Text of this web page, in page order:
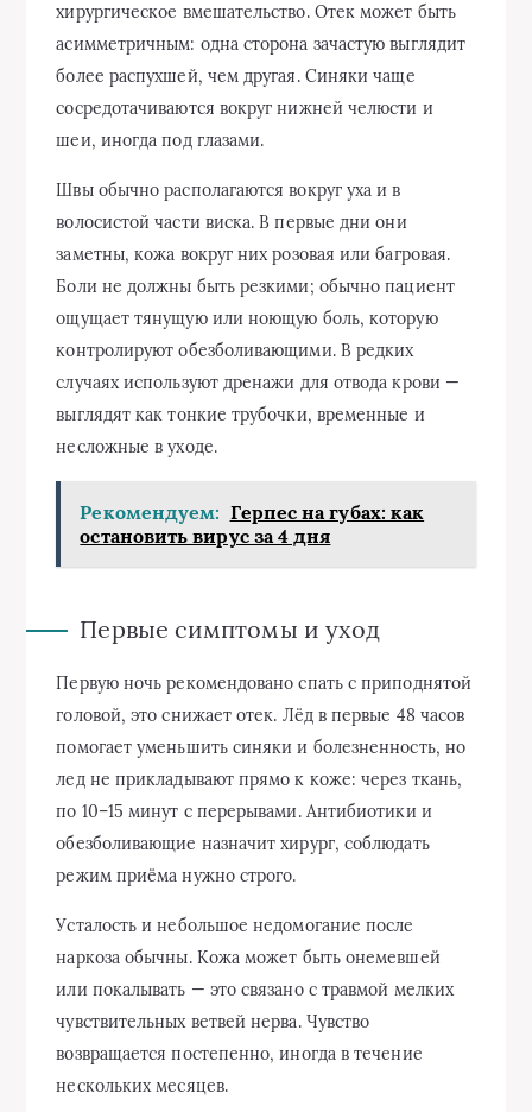
хирургическое вмешательство. Отек может быть
асимметричным: одна сторона зачастую выглядит
более распухшей, чем другая. Синяки чаще
сосредотачиваются вокруг нижней челюсти и
шеи, иногда под глазами.
Швы обычно располагаются вокруг уха и в
волосистой части виска. В первые дни они
заметны, кожа вокруг них розовая или багровая.
Боли не должны быть резкими; обычно пациент
ощущает тянущую или ноющую боль, которую
контролируют обезболивающими. В редких
случаях используют дренажи для отвода крови —
выглядят как тонкие трубочки, временные и
несложные в уходе.
Рекомендуем: Герпес на губах: как
остановить вирус за 4 дня
Первые симптомы и уход
Первую ночь рекомендовано спать с приподнятой
головой, это снижает отек. Лёд в первые 48 часов
помогает уменьшить синяки и болезненность, но
лед не прикладывают прямо к коже: через ткань,
по 10–15 минут с перерывами. Антибиотики и
обезболивающие назначит хирург, соблюдать
режим приёма нужно строго.
Усталость и небольшое недомогание после
наркоза обычны. Кожа может быть онемевшей
или покалывать — это связано с травмой мелких
чувствительных ветвей нерва. Чувство
возвращается постепенно, иногда в течение
нескольких месяцев.